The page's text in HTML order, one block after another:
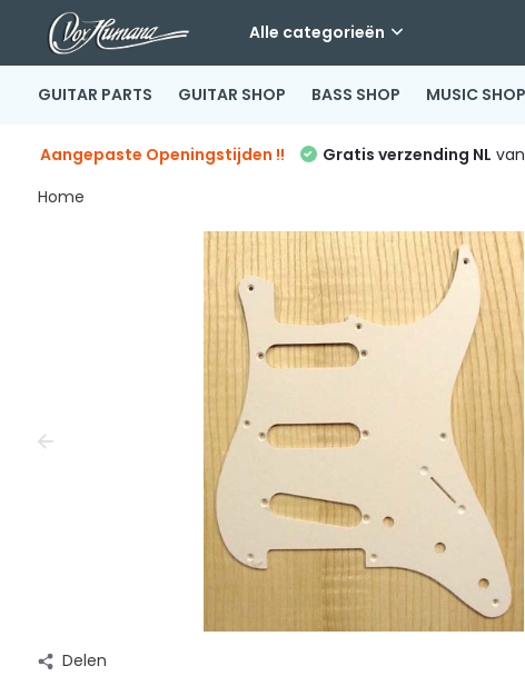
Alle categorieën
GUITAR PARTS GUITAR SHOP BASS SHOP MUSIC SHOP
Aangepaste Openingstijden !! Gratis verzending NL
Home
Delen